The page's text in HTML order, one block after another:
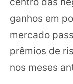
ganhos em
mercado
prêmios de
nos meses